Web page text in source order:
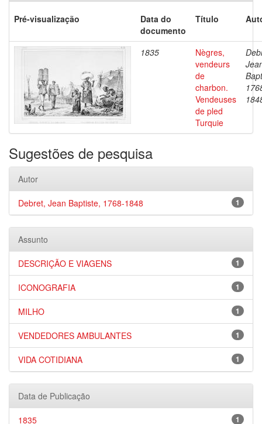
Pré-visualização
Data do
documento
Título
1835
Nègres,
vendeurs
de
charbon.
Vendeuses
de pled
Turquie
Sugestões de pesquisa
Autor
1
Debret, Jean Baptiste, 1768-1848
Assunto
1
DESCRIÇÃO E VIAGENS
1
ICONOGRAFIA
1
MILHO
1
VENDEDORES AMBULANTES
1
VIDA COTIDIANA
Data de Publicação
1
1835